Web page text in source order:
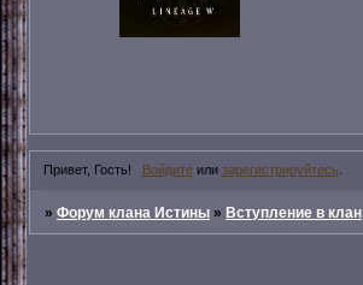
Привет, Гость! Войдитеили зарегистрируйтесь
»Форум клана Истины »Вступление в клан